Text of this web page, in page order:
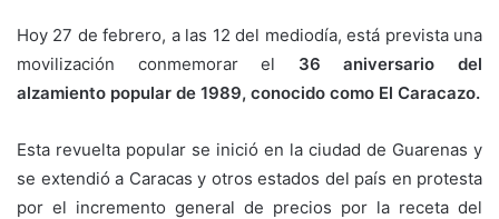
Hoy 27 de febrero, a las 12 del mediodía, está prevista una
movilización conmemorar el 36 aniversario del
alzamiento popular de 1989, conocido como El Caracazo.
Esta revuelta popular se inició en la ciudad de Guarenas y
se extendió a Caracas y otros estados del país en protesta
por el incremento general de precios por la receta del